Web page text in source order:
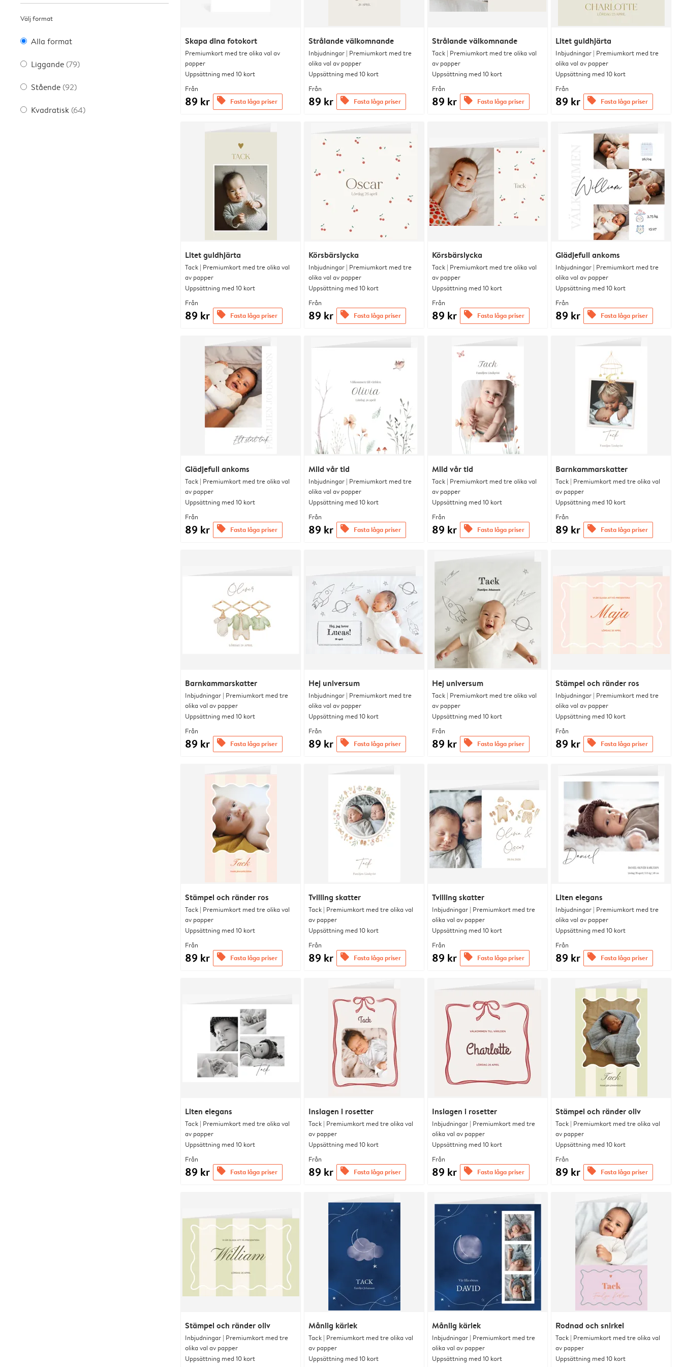
Välj format
Alla format
Liggande (79)
Stående (92)
Kvadratisk (64)
Skapa dina fotokort
Premiumkort med tre olika val av
papper
Uppsättning med 10 kort
Från
89 kr offers Fasta låga priser
Strålande välkomnande
Inbjudningar | Premiumkort med tre
olika val av papper
Uppsättning med 10 kort
Från
89 kr offers Fasta låga priser
Strålande välkomnande
Tack | Premiumkort med tre olika val
av papper
Uppsättning med 10 kort
Från
89 kr offers Fasta låga priser
Litet guldhjärta
Inbjudningar | Premiumkort med tre
olika val av papper
Uppsättning med 10 kort
Från
89 kr offers Fasta låga priser
Litet guldhjärta
Tack | Premiumkort med tre olika val
av papper
Uppsättning med 10 kort
Från
89 kr offers Fasta låga priser
Körsbärslycka
Inbjudningar | Premiumkort med tre
olika val av papper
Uppsättning med 10 kort
Från
89 kr offers Fasta låga priser
Körsbärslycka
Tack | Premiumkort med tre olika val
av papper
Uppsättning med 10 kort
Från
89 kr offers Fasta låga priser
Glädjefull ankoms
Inbjudningar | Premiumkort med tre
olika val av papper
Uppsättning med 10 kort
Från
89 kr offers Fasta låga priser
Glädjefull ankoms
Tack | Premiumkort med tre olika val
av papper
Uppsättning med 10 kort
Från
89 kr offers Fasta låga priser
Mild vår tid
Inbjudningar | Premiumkort med tre
olika val av papper
Uppsättning med 10 kort
Från
89 kr offers Fasta låga priser
Mild vår tid
Tack | Premiumkort med tre olika val
av papper
Uppsättning med 10 kort
Från
89 kr offers Fasta låga priser
Barnkammarskatter
Tack | Premiumkort med tre olika val
av papper
Uppsättning med 10 kort
Från
89 kr offers Fasta låga priser
Barnkammarskatter
Inbjudningar | Premiumkort med tre
olika val av papper
Uppsättning med 10 kort
Från
89 kr offers Fasta låga priser
Hej universum
Inbjudningar | Premiumkort med tre
olika val av papper
Uppsättning med 10 kort
Från
89 kr offers Fasta låga priser
Hej universum
Tack | Premiumkort med tre olika val
av papper
Uppsättning med 10 kort
Från
89 kr offers Fasta låga priser
Stämpel och ränder ros
Inbjudningar | Premiumkort med tre
olika val av papper
Uppsättning med 10 kort
Från
89 kr offers Fasta låga priser
Stämpel och ränder ros
Tack | Premiumkort med tre olika val
av papper
Uppsättning med 10 kort
Från
89 kr offers Fasta låga priser
Tvilling skatter
Tack | Premiumkort med tre olika val
av papper
Uppsättning med 10 kort
Från
89 kr offers Fasta låga priser
Tvilling skatter
Inbjudningar | Premiumkort med tre
olika val av papper
Uppsättning med 10 kort
Från
89 kr offers Fasta låga priser
Liten elegans
Inbjudningar | Premiumkort med tre
olika val av papper
Uppsättning med 10 kort
Från
89 kr offers Fasta låga priser
Liten elegans
Tack | Premiumkort med tre olika val
av papper
Uppsättning med 10 kort
Från
89 kr offers Fasta låga priser
Inslagen i rosetter
Tack | Premiumkort med tre olika val
av papper
Uppsättning med 10 kort
Från
89 kr offers Fasta låga priser
Inslagen i rosetter
Inbjudningar | Premiumkort med tre
olika val av papper
Uppsättning med 10 kort
Från
89 kr offers Fasta låga priser
Stämpel och ränder oliv
Tack | Premiumkort med tre olika val
av papper
Uppsättning med 10 kort
Från
89 kr offers Fasta låga priser
Stämpel och ränder oliv
Inbjudningar | Premiumkort med tre
olika val av papper
Uppsättning med 10 kort
Månlig kärlek
Tack | Premiumkort med tre olika val
av papper
Uppsättning med 10 kort
Månlig kärlek
Inbjudningar | Premiumkort med tre
olika val av papper
Uppsättning med 10 kort
Rodnad och snirkel
Tack | Premiumkort med tre olika val
av papper
Uppsättning med 10 kort